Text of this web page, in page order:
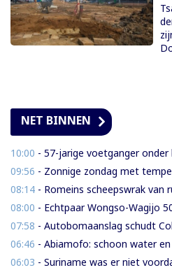
NET BINNEN
10:00 - 57-jarige voetganger onder bedreiging van
09:56 - Zonnige zondag met
08:14 - Romeins scheepswrak van ruim 2000
08:00 - Echtpaar Wongso-Wagijo
07:58 - Autobomaanslag schudt Colombia op na
06:46 - Abiamofo: schoon water en 24 uur stroom
06:03 - Suriname was er niet voordat de